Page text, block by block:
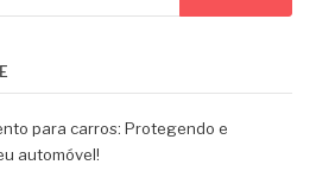
para carros: Protegendo e
automóvel!